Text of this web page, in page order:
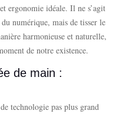
ergonomie idéale. Il ne s’agit
numérique, mais de tisser le
harmonieuse et naturelle,
de notre existence.
de main :
technologie pas plus grand